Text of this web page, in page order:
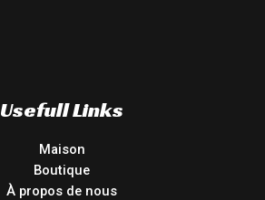
Usefull Links
Maison
Boutique
À propos de nous